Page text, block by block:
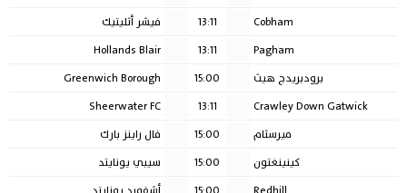
Cobham
13:11
فيشر أثليتيك
Pagham
13:11
Hollands Blair
برودبريدج هيث
15:00
Greenwich Borough
Crawley Down Gatwick
13:11
Sheerwater FC
ميرسثام
15:00
فال راينز بارك
كينينغتون
15:00
سيبي يونايتد
Redhill
15:00 أشفورد يونايتد